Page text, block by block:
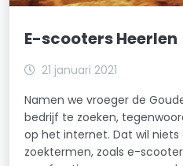
E-scooters Heerlen
21 januari 2021
Namen we vroeger de
bedrijf te zoeken,
op het internet. Dat wil
zoektermen, zoals e-